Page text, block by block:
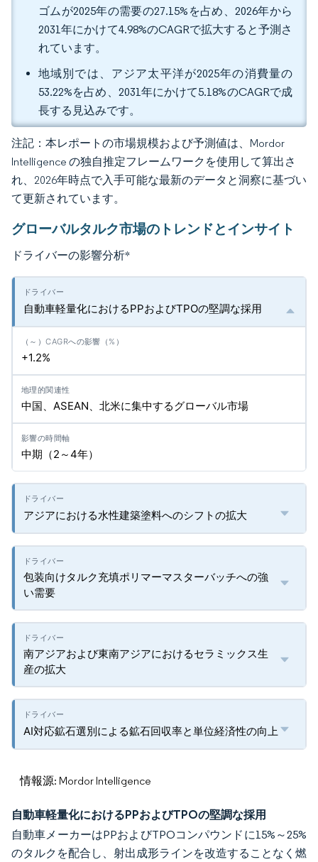
ゴムが2025年の需要の27.15%を占め、2026年から
2031年にかけて4.98%のCAGRで拡大すると予測さ
れています。
地域別では、アジア太平洋が2025年の消費量の
53.22%を占め、2031年にかけて5.18%のCAGRで成
長する見込みです。
注記：本レポートの市場規模および予測値は、Mordor
Intelligence の独自推定フレームワークを使用して算出さ
れ、2026年時点で入手可能な最新のデータと洞察に基づい
て更新されています。
グローバルタルク市場のトレンドとインサイト
ドライバーの影響分析*
自動車軽量化におけるPPおよびTPOの堅調な採用
+1.2%
中国、ASEAN、北米に集中するグローバル市場
中期（2～4年）
アジアにおける水性建築塗料へのシフトの拡大
包装向けタルク充填ポリマーマスターバッチへの強
い需要
南アジアおよび東南アジアにおけるセラミックス生
産の拡大
AI対応鉱石選別による鉱石回収率と単位経済性の向上
情報源: Mordor Intelligence
自動車軽量化におけるPPおよびTPOの堅調な採用
自動車メーカーはPPおよびTPOコンパウンドに15%～25%
のタルクを配合し、射出成形ラインを改造することなく燃